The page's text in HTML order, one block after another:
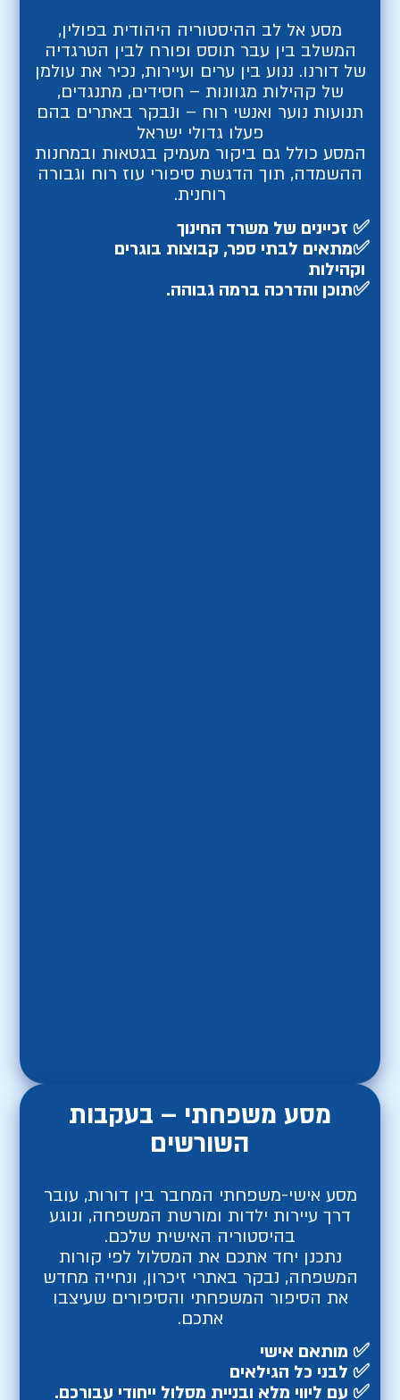
מסע אל לב ההיסטוריה היהודית בפולין,
המשלב בין עבר תוסס ופורח לבין הטרגדיה
של דורנו. ננוע בין ערים ועיירות, נכיר את עולמן
של קהילות מגוונות – חסידים, מתנגדים,
תנועות נוער ואנשי רוח – ונבקר באתרים בהם
פעלו גדולי ישראל
המסע כולל גם ביקור מעמיק בגטאות ובמחנות
ההשמדה, תוך הדגשת סיפורי עוז רוח וגבורה
רוחנית.
✅ זכיינים של משרד החינוך
✅מתאים לבתי ספר, קבוצות בוגרים
וקהילות
✅תוכן והדרכה ברמה גבוהה.
מסע משפחתי – בעקבות
השורשים
מסע אישי-משפחתי המחבר בין דורות, עובר
דרך עיירות ילדות ומורשת המשפחה, ונוגע
בהיסטוריה האישית שלכם.
נתכנן יחד אתכם את המסלול לפי קורות
המשפחה, נבקר באתרי זיכרון, ונחייה מחדש
את הסיפור המשפחתי והסיפורים שעיצבו
אתכם.
✅ מותאם אישי
✅ לבני כל הגילאים
✅ עם ליווי מלא ובניית מסלול ייחודי עבורכם.